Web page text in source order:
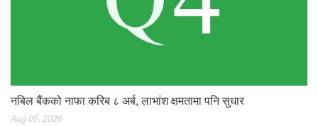
नबिल बैंकको नाफा करिब ८ अर्ब, लाभांश क्षमतामा पनि सुधार
Aug 05, 2026